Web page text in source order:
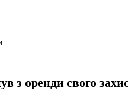
з оренди свого